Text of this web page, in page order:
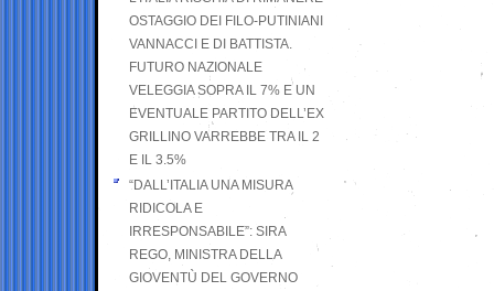
OSTAGGIO DEI FILO-PUTINIANI
VANNACCI E DI BATTISTA.
FUTURO NAZIONALE
VELEGGIA SOPRA IL 7% E UN
EVENTUALE PARTITO DELL’EX
GRILLINO VARREBBE TRA IL 2
E IL 3.5%
“DALL’ITALIA UNA MISURA
RIDICOLA E
IRRESPONSABILE”: SIRA
REGO, MINISTRA DELLA
GIOVENTÙ DEL GOVERNO